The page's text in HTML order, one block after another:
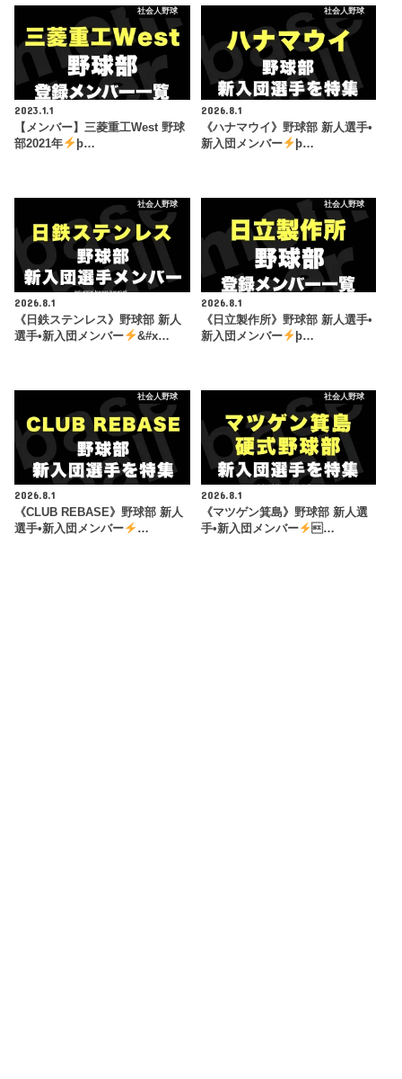
社会人野球
2023.1.1
【メンバー】三菱重工West 野球
部2021年
þ…
社会人野球
2026.8.1
《ハナマウイ》野球部 新人選手•
新入団メンバー
þ…
社会人野球
2026.8.1
《日鉄ステンレス》野球部 新人
選手•新入団メンバー
&#x…
社会人野球
2026.8.1
《日立製作所》野球部 新人選手•
新入団メンバー
þ…
社会人野球
2026.8.1
《CLUB REBASE》野球部 新人
選手•新入団メンバー
…
社会人野球
2026.8.1
《マツゲン箕島》野球部 新人選
手•新入団メンバー
…